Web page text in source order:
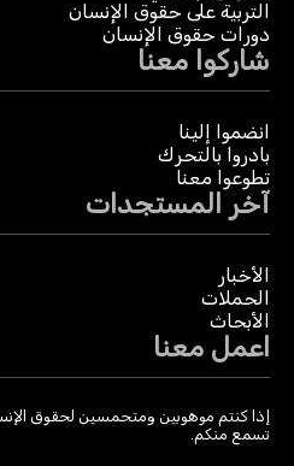
التربية على حقوق الإنسان
دورات حقوق الإنسان
شاركوا معنا
انضموا إلينا
بادروا بالتحرك
تطوعوا معنا
آخر المستجدات
الأخبار
الحملات
الأبحاث
اعمل معنا
إذا كنتم موهوبين ومتحمسين لحقوق
تسمع منكم.